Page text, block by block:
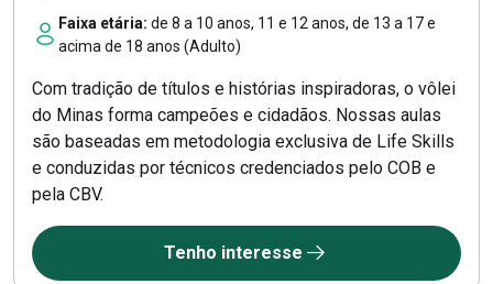
Faixa etária: de 8 a 10 anos, 11 e 12 anos, de 13 a 17 e
acima de 18 anos (Adulto)
Com tradição de títulos e histórias inspiradoras, o vôlei
do Minas forma campeões e cidadãos. Nossas aulas
são baseadas em metodologia exclusiva de Life Skills
e conduzidas por técnicos credenciados pelo COB e
pela CBV.
Tenho interesse